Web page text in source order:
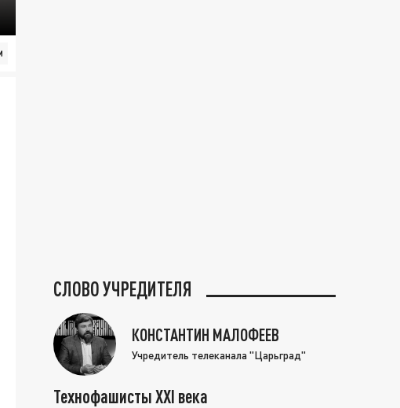
СЛОВО УЧРЕДИТЕЛЯ
КОНСТАНТИН МАЛОФЕЕВ
Учредитель телеканала "Царьград"
Технофашисты XXI века